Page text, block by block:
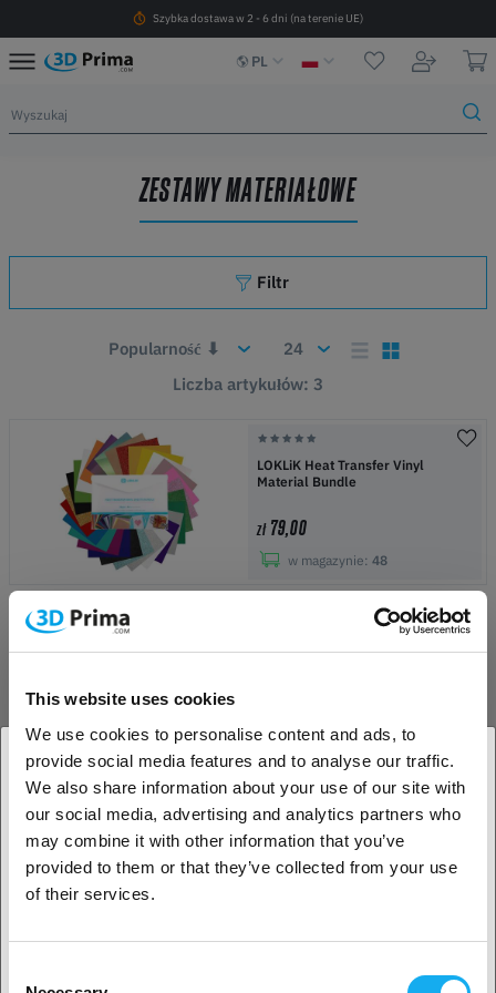
This website uses cookies
We use cookies to personalise content and ads, to
provide social media features and to analyse our traffic.
We also share information about your use of our site with
our social media, advertising and analytics partners who
may combine it with other information that you’ve
provided to them or that they’ve collected from your use
of their services.
Szybka dostawa w 2 - 6 dni (na terenie UE)
PL
ZESTAWY MATERIAŁOWE
Filtr
Liczba artykułów: 3
LOKLiK Heat Transfer Vinyl
Material Bundle
zł79,00
w magazynie: 48
LOKLiK Cardstock Bundle - 20
w magazynie:
LOKLiK Felt Sheet Bundle 1.0 mm
- Mix Color - 42 pack
w magazynie:17
1. Jesteś klientem biznesowym, czy klientem
indywidualnym?